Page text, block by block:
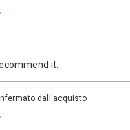
it.
dall'acquisto